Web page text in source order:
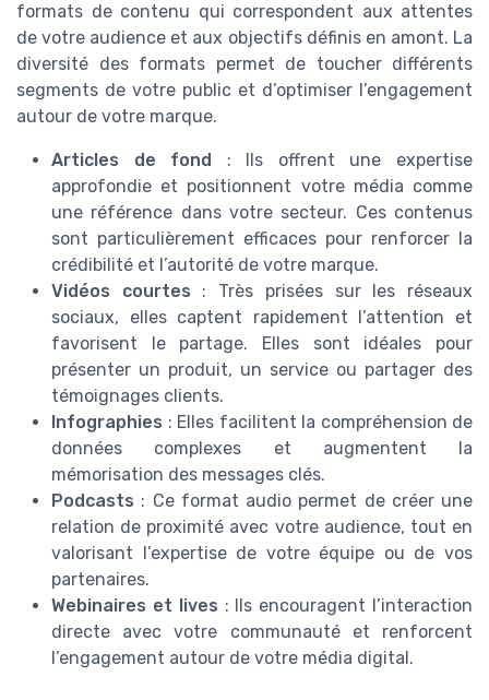
formats de contenu qui correspondent aux attentes
de votre audience et aux objectifs définis en amont. La
diversité des formats permet de toucher différents
segments de votre public et d’optimiser l’engagement
autour de votre marque.
Articles de fond : Ils offrent une expertise
approfondie et positionnent votre média comme
une référence dans votre secteur. Ces contenus
sont particulièrement efficaces pour renforcer la
crédibilité et l’autorité de votre marque.
Vidéos courtes : Très prisées sur les réseaux
sociaux, elles captent rapidement l’attention et
favorisent le partage. Elles sont idéales pour
présenter un produit, un service ou partager des
témoignages clients.
Infographies : Elles facilitent la compréhension de
données complexes et augmentent la
mémorisation des messages clés.
Podcasts : Ce format audio permet de créer une
relation de proximité avec votre audience, tout en
valorisant l’expertise de votre équipe ou de vos
partenaires.
Webinaires et lives : Ils encouragent l’interaction
directe avec votre communauté et renforcent
l’engagement autour de votre média digital.